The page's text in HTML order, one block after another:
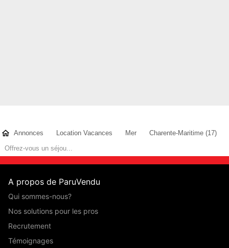
Annonces Location Vacances Mer
Charente-Maritime (17)
Offrez-vous un séjou...
A propos de ParuVendu
Qui sommes-nous?
Nos solutions pour les pros
Recrutement
Témoignages